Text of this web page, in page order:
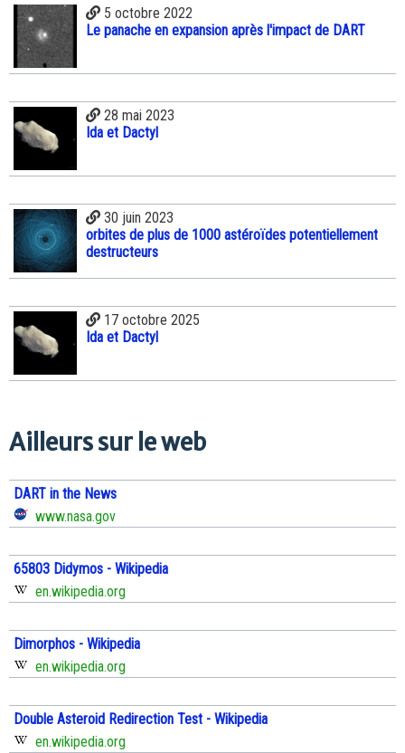
5 octobre 2022
Le panache en expansion après l'impact de DART
28 mai 2023
Ida et Dactyl
30 juin 2023
orbites de plus de 1000 astéroïdes potentiellement
destructeurs
17 octobre 2025
Ida et Dactyl
Ailleurs sur le web
DART in the News
www.nasa.gov
65803 Didymos - Wikipedia
en.wikipedia.org
Dimorphos - Wikipedia
en.wikipedia.org
Double Asteroid Redirection Test - Wikipedia
en.wikipedia.org